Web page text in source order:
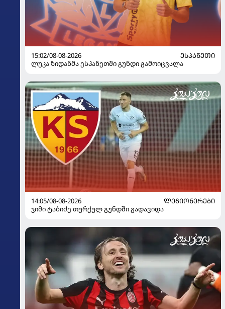
15:02/08-08-2026
ᲔᲡᲞᲐᲜᲔᲗᲘ
ლუკა ზიდანმა ესპანეთში გუნდი გამოიცვალა
14:05/08-08-2026
ᲚᲔᲒᲘᲝᲜᲔᲠᲔᲑᲘ
ჯიმი ტაბიძე თურქულ გუნდში გადავიდა